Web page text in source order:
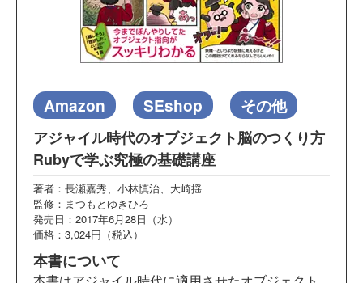
Amazon SEshop その他
アジャイル時代のオブジェクト脳のつくり方
Rubyで学ぶ究極の基礎講座
著者：長瀬嘉秀、小林慎治、大崎揺
監修：まつもとゆきひろ
発売日：2017年6月28日（水）
価格：3,024円（税込）
本書について